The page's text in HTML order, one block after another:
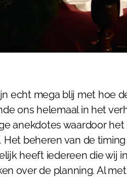
echt mega blij met hoe
ons helemaal in het
anekdotes waardoor
Het beheren van de
heeft iedereen die wij
over de planning. Al